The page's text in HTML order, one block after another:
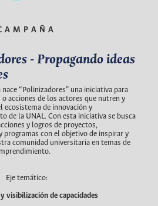
- Propagando ideas
nace “Polinizadores” una iniciativa para
o acciones de los actores que nutren y
ecosistema de innovación y
de la UNAL. Con esta iniciativa se busca
y logros de proyectos,
programas con el objetivo de inspirar y
comunidad universitaria en temas de
Eje temático:
visibilización de capacidades